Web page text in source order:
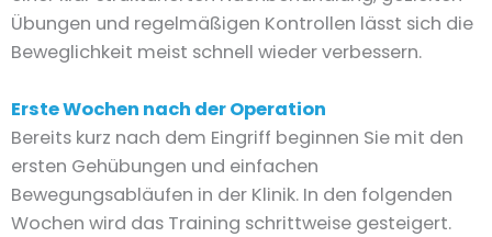
Übungen und regelmäßigen Kontrollen lässt sich die
Beweglichkeit meist schnell wieder verbessern.
Erste Wochen nach der Operation
Bereits kurz nach dem Eingriff beginnen Sie mit den
ersten Gehübungen und einfachen
Bewegungsabläufen in der Klinik. In den folgenden
Wochen wird das Training schrittweise gesteigert.